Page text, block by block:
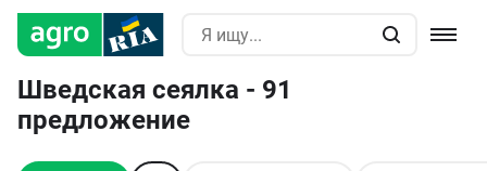
Шведская сеялка - 91
предложение